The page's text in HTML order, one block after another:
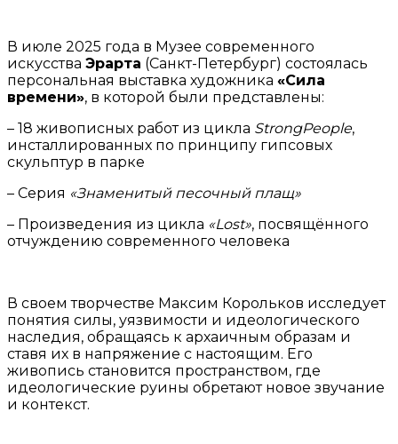
В июле 2025 года в Музее современного
искусства Эрарта (Санкт-Петербург) состоялась
персональная выставка художника «Сила
времени», в которой были представлены:
– 18 живописных работ из цикла StrongPeople,
инсталлированных по принципу гипсовых
скульптур в парке
– Серия «Знаменитый песочный плащ»
– Произведения из цикла «Lost», посвящённого
отчуждению современного человека
В своем творчестве Максим Корольков исследует
понятия силы, уязвимости и идеологического
наследия, обращаясь к архаичным образам и
ставя их в напряжение с настоящим. Его
живопись становится пространством, где
идеологические руины обретают новое звучание
и контекст.